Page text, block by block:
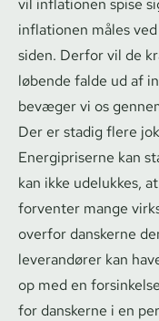
vil inflationen spise
inflationen måles
siden. Derfor vil de
løbende falde ud af
bevæger vi os
Der er stadig flere
Energipriserne kan
kan ikke udelukkes,
forventer mange
overfor danskerne
leverandører kan
op med en
for danskerne i en